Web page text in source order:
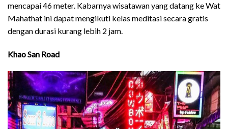
mencapai 46 meter. Kabarnya wisatawan yang datang ke Wat
Mahathat ini dapat mengikuti kelas meditasi secara gratis
dengan durasi kurang lebih 2 jam.
Khao San Road